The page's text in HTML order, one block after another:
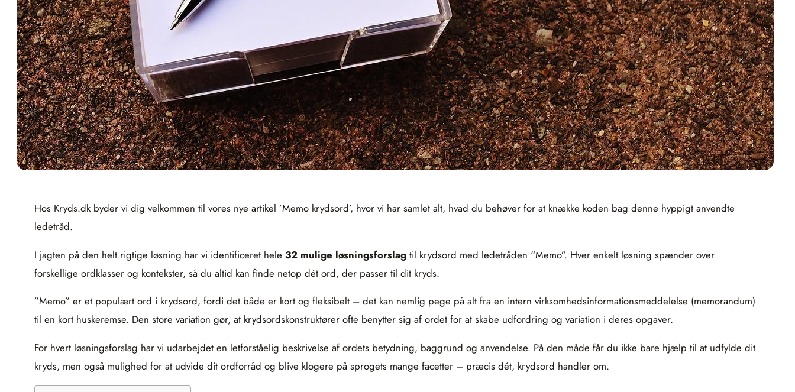
Hos Kryds.dk byder vi dig velkommen til vores nye artikel ’Memo krydsord’, hvor vi har samlet alt, hvad du behøver for at knække koden bag denne hyppigt anvendte
ledetråd.
I jagten på den helt rigtige løsning har vi identificeret hele 32 mulige løsningsforslagtil krydsord med ledetråden “Memo”. Hver enkelt løsning spænder over
forskellige ordklasser og kontekster, så du altid kan finde netop dét ord, der passer til dit kryds.
”Memo” er et populært ord i krydsord, fordi det både er kort og fleksibelt – det kan nemlig pege på alt fra en intern virksomhedsinformationsmeddelelse (memorandum)
til en kort huskeremse. Den store variation gør, at krydsordskonstruktører ofte benytter sig af ordet for at skabe udfordring og variation i deres opgaver.
For hvert løsningsforslag har vi udarbejdet en letforståelig beskrivelse af ordets betydning, baggrund og anvendelse. På den måde får du ikke bare hjælp til at udfylde dit
kryds, men også mulighed for at udvide dit ordforråd og blive klogere på sprogets mange facetter – præcis dét, krydsord handler om.